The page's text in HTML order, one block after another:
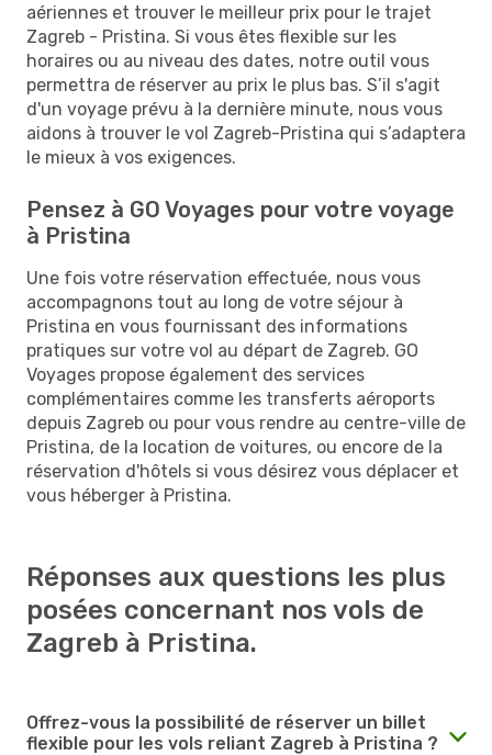
aériennes et trouver le meilleur prix pour le trajet
Zagreb - Pristina. Si vous êtes flexible sur les
horaires ou au niveau des dates, notre outil vous
permettra de réserver au prix le plus bas. S’il s'agit
d'un voyage prévu à la dernière minute, nous vous
aidons à trouver le vol Zagreb-Pristina qui s’adaptera
le mieux à vos exigences.
Pensez à GO Voyages pour votre voyage
à Pristina
Une fois votre réservation effectuée, nous vous
accompagnons tout au long de votre séjour à
Pristina en vous fournissant des informations
pratiques sur votre vol au départ de Zagreb. GO
Voyages propose également des services
complémentaires comme les transferts aéroports
depuis Zagreb ou pour vous rendre au centre-ville de
Pristina, de la location de voitures, ou encore de la
réservation d'hôtels si vous désirez vous déplacer et
vous héberger à Pristina.
Réponses aux questions les plus
posées concernant nos vols de
Zagreb à Pristina.
Offrez-vous la possibilité de réserver un billet
flexible pour les vols reliant Zagreb à Pristina ?